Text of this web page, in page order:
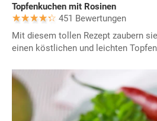
Topfenkuchen mit Rosinen
451 Bewertungen
Mit diesem tollen Rezept zaubern
einen köstlichen und leichten